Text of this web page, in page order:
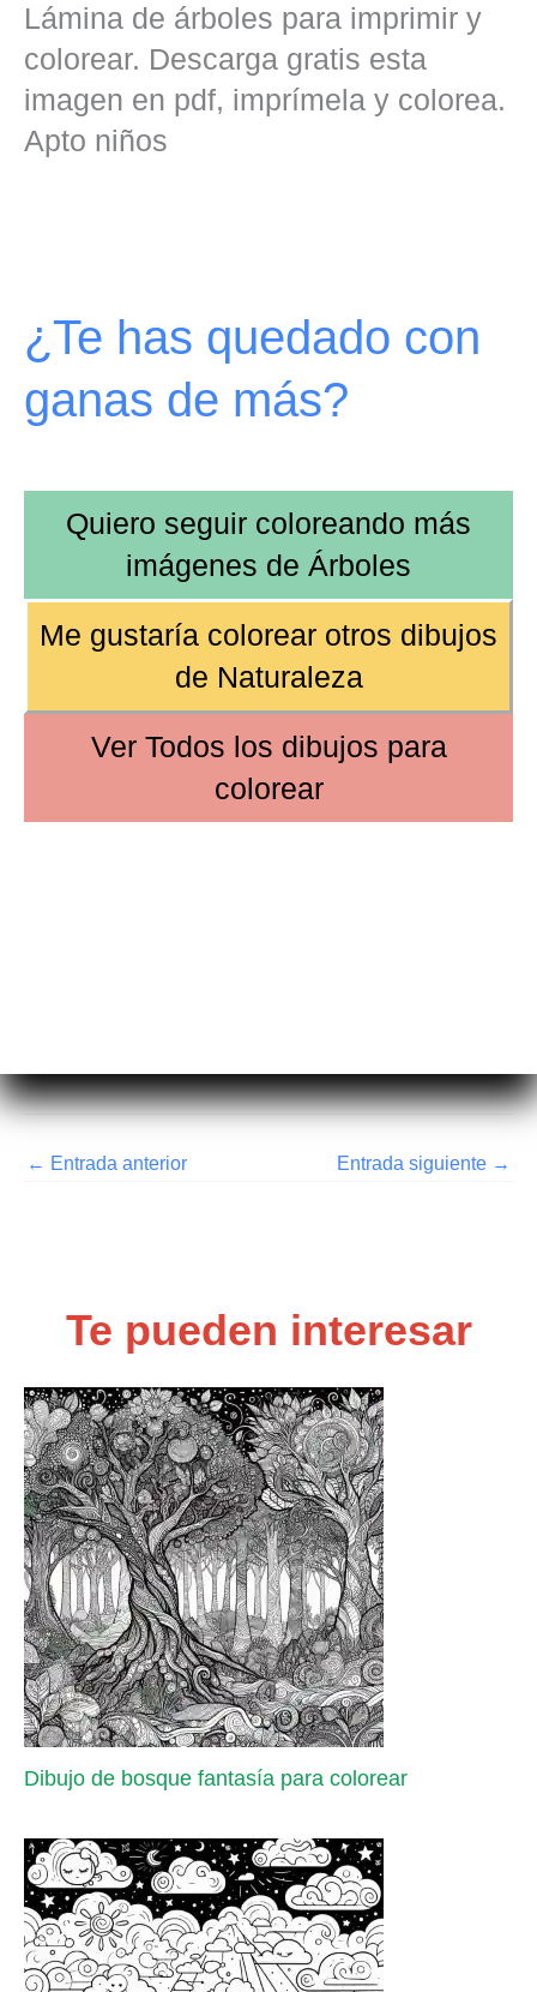
Lámina de árboles para imprimir y
colorear. Descarga gratis esta
imagen en pdf, imprímela y colorea.
Apto niños
¿Te has quedado con
ganas de más?
Quiero seguir coloreando más
imágenes de Árboles
Me gustaría colorear otros dibujos
de Naturaleza
Ver Todos los dibujos para
colorear
← Entrada anterior Entrada siguiente →
Te pueden interesar
Dibujo de bosque fantasía para colorear